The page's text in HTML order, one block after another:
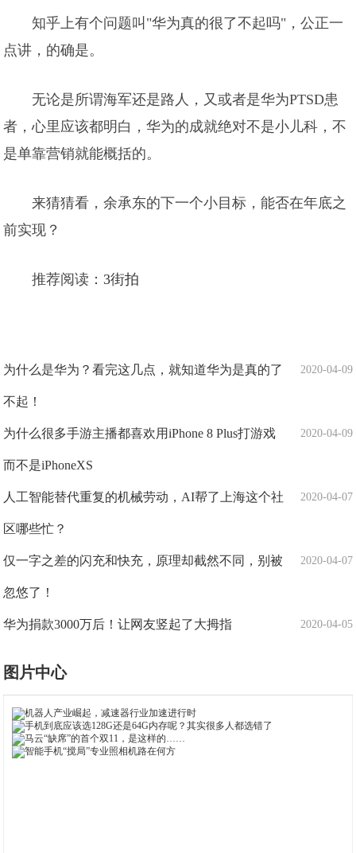
知乎上有个问题叫"华为真的很了不起吗"，公正一
点讲，的确是。
无论是所谓海军还是路人，又或者是华为PTSD患
者，心里应该都明白，华为的成就绝对不是小儿科，不
是单靠营销就能概括的。
来猜猜看，余承东的下一个小目标，能否在年底之
前实现？
推荐阅读：3街拍
2020-04-09
为什么是华为？看完这几点，就知道华为是真的了
不起！
2020-04-09
为什么很多手游主播都喜欢用iPhone 8 Plus打游戏
而不是iPhoneXS
2020-04-07
人工智能替代重复的机械劳动，AI帮了上海这个社
区哪些忙？
2020-04-07
仅一字之差的闪充和快充，原理却截然不同，别被
忽悠了！
2020-04-05
华为捐款3000万后！让网友竖起了大拇指
图片中心